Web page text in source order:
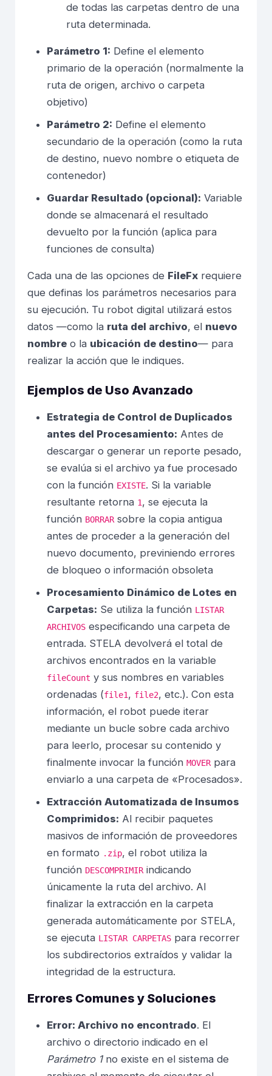
de todas las carpetas dentro de una
ruta determinada.
Parámetro 1: Define el elemento
primario de la operación (normalmente la
ruta de origen, archivo o carpeta
objetivo)
Parámetro 2: Define el elemento
secundario de la operación (como la ruta
de destino, nuevo nombre o etiqueta de
contenedor)
Guardar Resultado (opcional): Variable
donde se almacenará el resultado
devuelto por la función (aplica para
funciones de consulta)
Cada una de las opciones de FileFx requiere
que definas los parámetros necesarios para
su ejecución. Tu robot digital utilizará estos
datos —como la ruta del archivo, el nuevo
nombre o la ubicación de destino— para
realizar la acción que le indiques.
Ejemplos de Uso Avanzado
Estrategia de Control de Duplicados
antes del Procesamiento: Antes de
descargar o generar un reporte pesado,
se evalúa si el archivo ya fue procesado
con la función EXISTE. Si la variable
resultante retorna 1, se ejecuta la
función BORRAR sobre la copia antigua
antes de proceder a la generación del
nuevo documento, previniendo errores
de bloqueo o información obsoleta
Procesamiento Dinámico de Lotes en
Carpetas: Se utiliza la función LISTAR
ARCHIVOS especificando una carpeta de
entrada. STELA devolverá el total de
archivos encontrados en la variable
fileCount y sus nombres en variables
ordenadas (file1, file2, etc.). Con esta
información, el robot puede iterar
mediante un bucle sobre cada archivo
para leerlo, procesar su contenido y
finalmente invocar la función MOVER para
enviarlo a una carpeta de «Procesados».
Extracción Automatizada de Insumos
Comprimidos: Al recibir paquetes
masivos de información de proveedores
en formato .zip, el robot utiliza la
función DESCOMPRIMIR indicando
únicamente la ruta del archivo. Al
finalizar la extracción en la carpeta
generada automáticamente por STELA,
se ejecuta LISTAR CARPETAS para recorrer
los subdirectorios extraídos y validar la
integridad de la estructura.
Errores Comunes y Soluciones
Error: Archivo no encontrado. El
archivo o directorio indicado en el
Parámetro 1no existe en el sistema de